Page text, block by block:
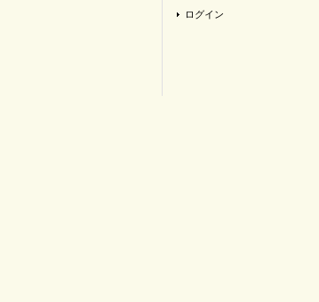
ログイン